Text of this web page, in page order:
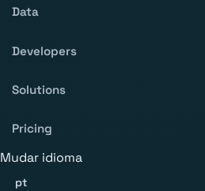
Data
Developers
Solutions
Pricing
Mudar idioma
pt